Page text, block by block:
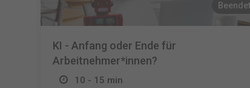
Beendet
KI - Anfang oder Ende für
Arbeitnehmer*innen?
10 - 15 min